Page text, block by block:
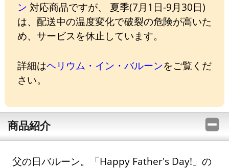
ン 対応商品ですが、 夏季(7月1日-9月30日)
は、配送中の温度変化で破裂の危険が高いた
め、サービスを休止しています。
詳細はヘリウム・イン・バルーンをご覧くだ
さい。
商品紹介
父の日バルーン。「Happy Father's Day!」の